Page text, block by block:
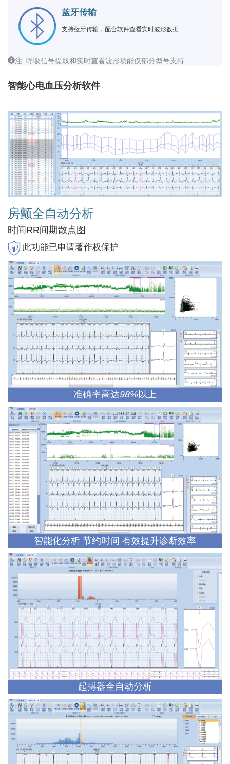
蓝牙传输
支持蓝牙传输，配合软件查看实时波形数据
注: 呼吸信号提取和实时查看波形功能仅部分型号支持
智能心电血压分析软件
房颤全自动分析
时间RR间期散点图
此功能已申请著作权保护
准确率高达98%以上
智能化分析 节约时间 有效提升诊断效率
起搏器全自动分析